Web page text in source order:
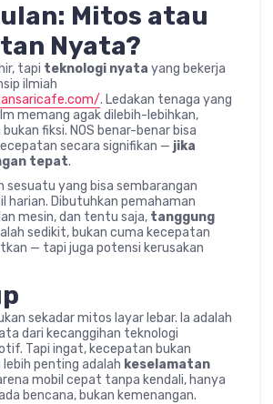
Mitos atau
Nyata?
tapi teknologi nyata yang bekerja
ilmiah
. Ledakan tenaga yang
memang agak dilebih-lebihkan,
fiksi. NOS benar-benar bisa
secara signifikan — jika
tepat.
sesuatu yang bisa sembarangan
harian. Dibutuhkan pemahaman
mesin, dan tentu saja, tanggung
sedikit, bukan cuma kecepatan
— tapi juga potensi kerusakan
sekadar mitos layar lebar. Ia adalah
dari kecanggihan teknologi
Tapi ingat, kecepatan bukan
lebih penting adalah keselamatan
mobil cepat tanpa kendali, hanya
bencana, bukan kemenangan.